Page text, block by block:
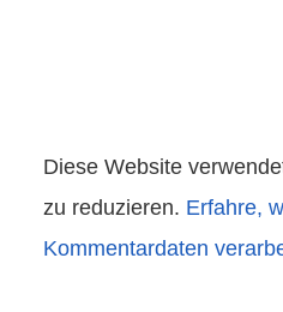
Diese Website
zu reduzieren. Erfahre,
Kommentardaten